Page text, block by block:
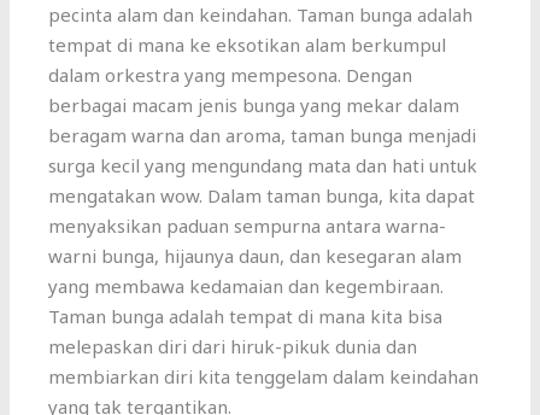
pecinta alam dan keindahan. Taman bunga adalah
tempat di mana ke eksotikan alam berkumpul
dalam orkestra yang mempesona. Dengan
berbagai macam jenis bunga yang mekar dalam
beragam warna dan aroma, taman bunga menjadi
surga kecil yang mengundang mata dan hati untuk
mengatakan wow. Dalam taman bunga, kita dapat
menyaksikan paduan sempurna antara warna-
warni bunga, hijaunya daun, dan kesegaran alam
yang membawa kedamaian dan kegembiraan.
Taman bunga adalah tempat di mana kita bisa
melepaskan diri dari hiruk-pikuk dunia dan
membiarkan diri kita tenggelam dalam keindahan
yang tak tergantikan.